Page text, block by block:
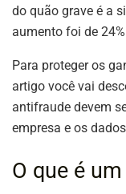
do quão grave é a
aumento foi de
Para proteger os
artigo você vai
antifraude devem
empresa e os
O que é